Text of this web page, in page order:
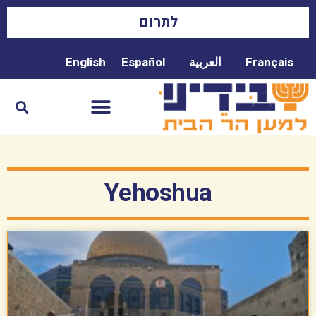
לתרום
Français العربية Español
English
Yehoshua